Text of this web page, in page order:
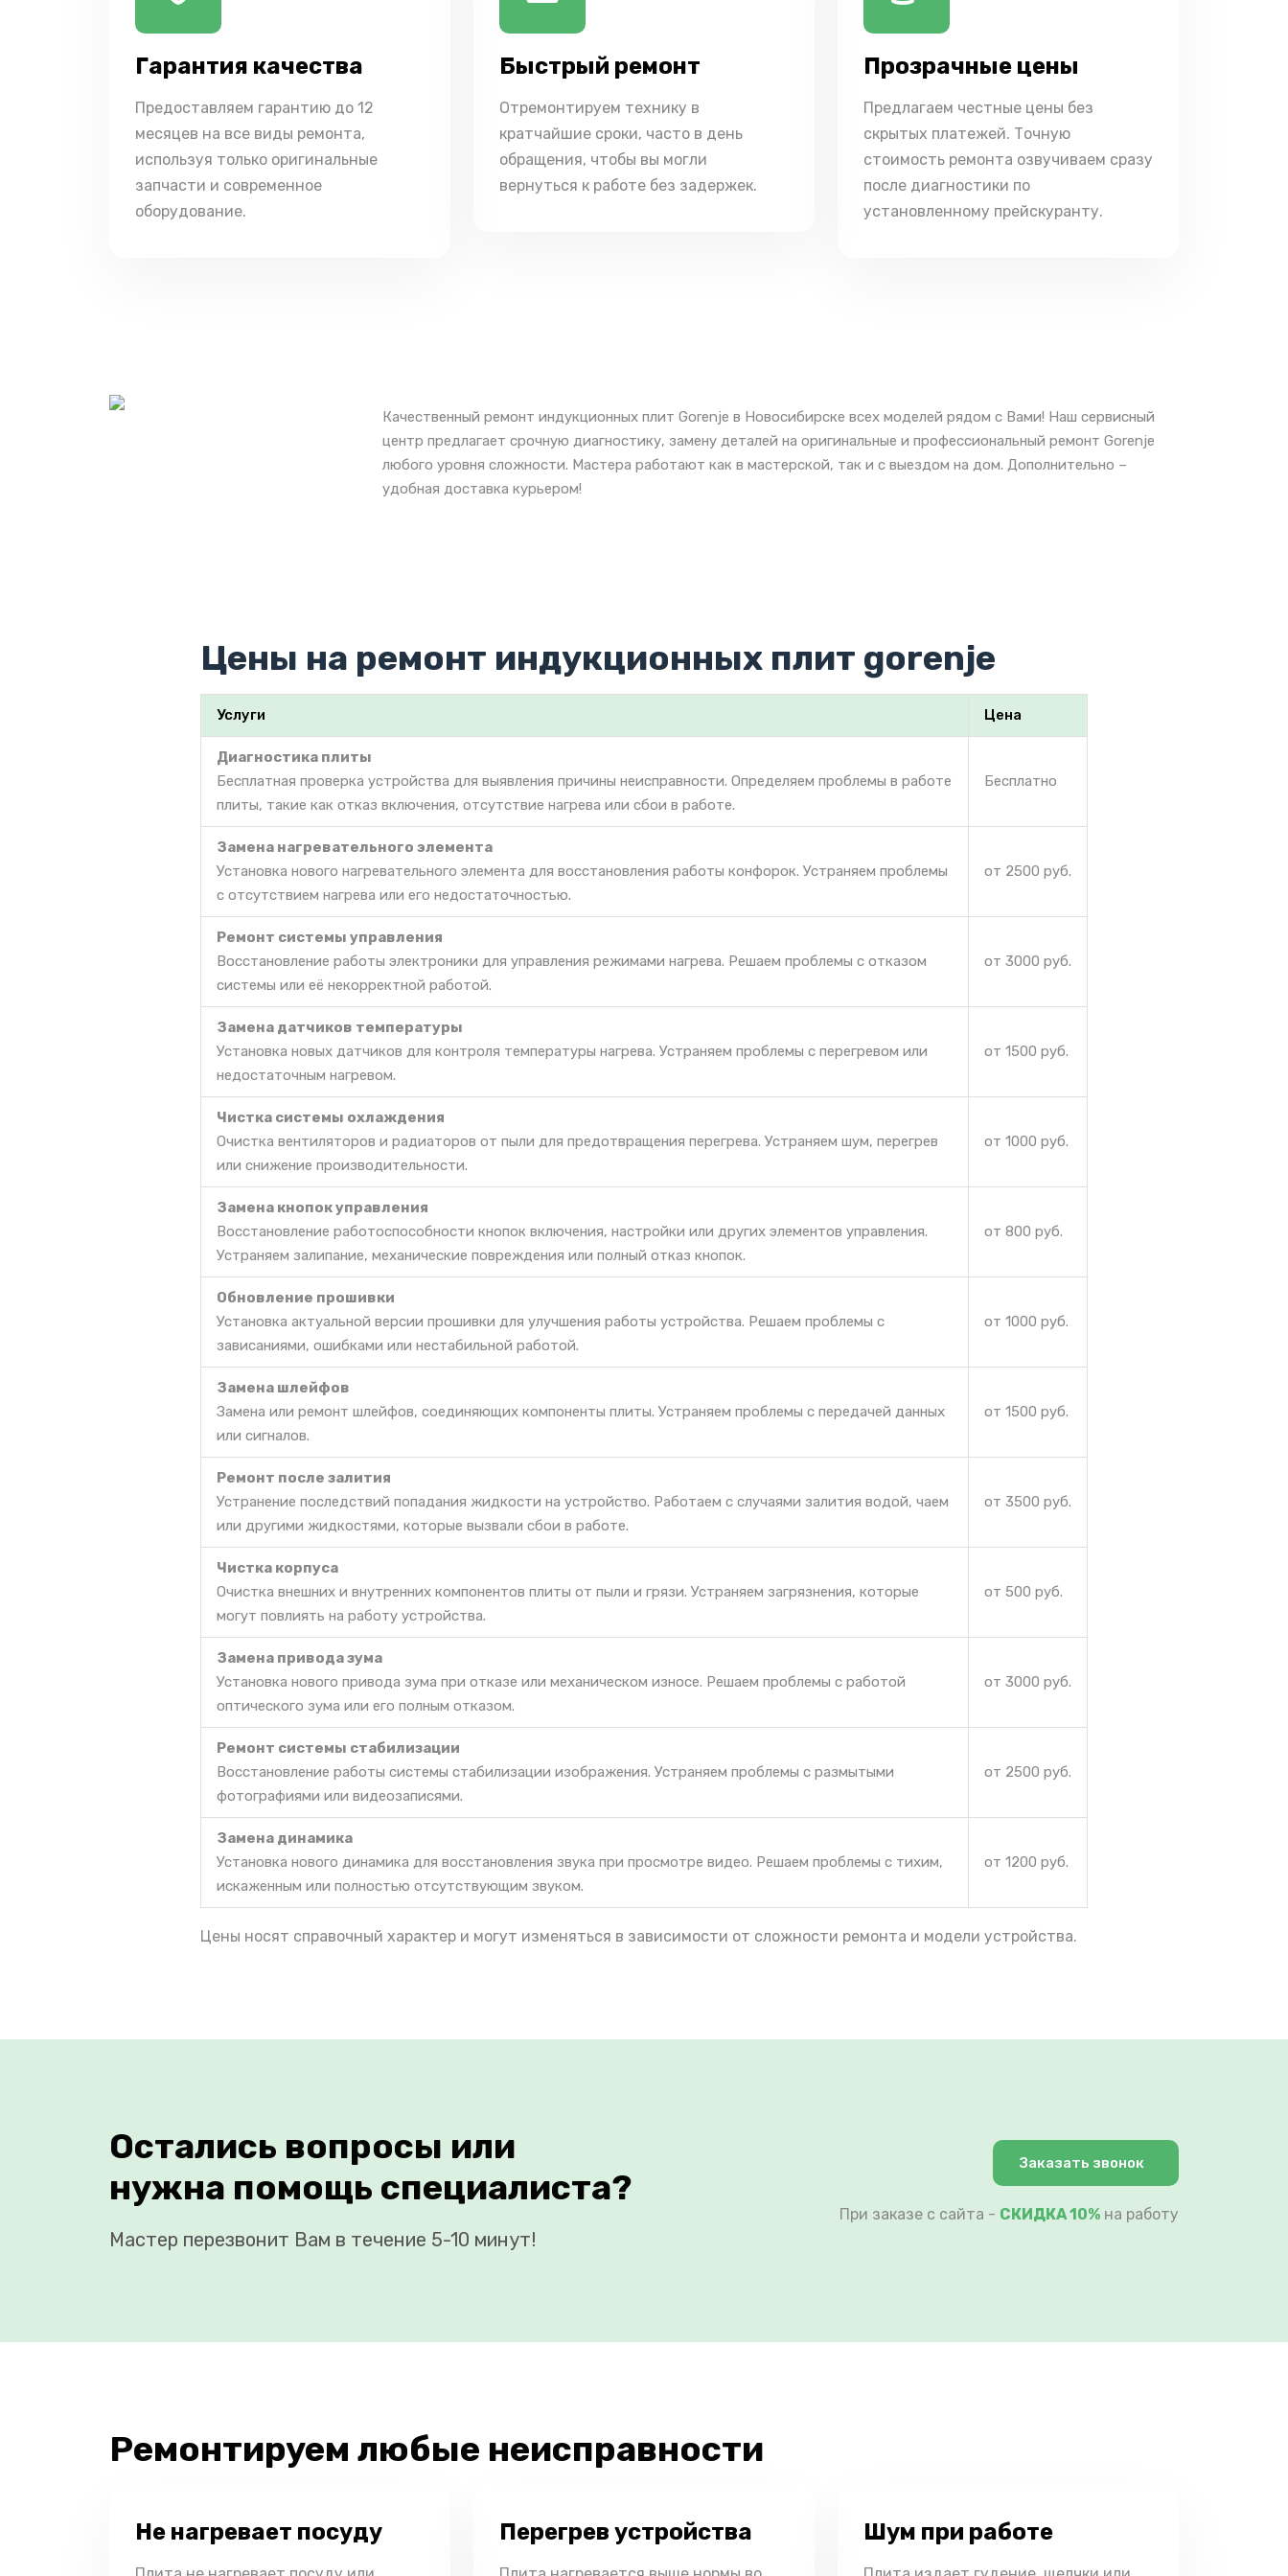
Гарантия качества
Предоставляем гарантию до 12
месяцев на все виды ремонта,
используя только оригинальные
запчасти и современное
оборудование.
Быстрый ремонт
Отремонтируем технику в
кратчайшие сроки, часто в день
обращения, чтобы вы могли
вернуться к работе без задержек.
Прозрачные цены
Предлагаем честные цены без
скрытых платежей. Точную
стоимость ремонта озвучиваем сразу
после диагностики по
установленному прейскуранту.
Качественный ремонт индукционных плит Gorenje в Новосибирске всех моделей рядом с Вами! Наш сервисный
центр предлагает срочную диагностику, замену деталей на оригинальные и профессиональный ремонт Gorenje
любого уровня сложности. Мастера работают как в мастерской, так и с выездом на дом. Дополнительно –
удобная доставка курьером!
Цены на ремонт индукционных плит gorenje
Услуги Цена
Диагностика плиты
Бесплатная проверка устройства для выявления причины неисправности. Определяем проблемы в работе
плиты, такие как отказ включения, отсутствие нагрева или сбои в работе.
Бесплатно
Замена нагревательного элемента
Установка нового нагревательного элемента для восстановления работы конфорок. Устраняем проблемы
с отсутствием нагрева или его недостаточностью.
от 2500 руб.
Ремонт системы управления
Восстановление работы электроники для управления режимами нагрева. Решаем проблемы с отказом
системы или её некорректной работой.
от 3000 руб.
Замена датчиков температуры
Установка новых датчиков для контроля температуры нагрева. Устраняем проблемы с перегревом или
недостаточным нагревом.
от 1500 руб.
Чистка системы охлаждения
Очистка вентиляторов и радиаторов от пыли для предотвращения перегрева. Устраняем шум, перегрев
или снижение производительности.
от 1000 руб.
Замена кнопок управления
Восстановление работоспособности кнопок включения, настройки или других элементов управления.
Устраняем залипание, механические повреждения или полный отказ кнопок.
от 800 руб.
Обновление прошивки
Установка актуальной версии прошивки для улучшения работы устройства. Решаем проблемы с
зависаниями, ошибками или нестабильной работой.
от 1000 руб.
Замена шлейфов
Замена или ремонт шлейфов, соединяющих компоненты плиты. Устраняем проблемы с передачей данных
или сигналов.
от 1500 руб.
Ремонт после залития
Устранение последствий попадания жидкости на устройство. Работаем с случаями залития водой, чаем
или другими жидкостями, которые вызвали сбои в работе.
от 3500 руб.
Чистка корпуса
Очистка внешних и внутренних компонентов плиты от пыли и грязи. Устраняем загрязнения, которые
могут повлиять на работу устройства.
от 500 руб.
Замена привода зума
Установка нового привода зума при отказе или механическом износе. Решаем проблемы с работой
оптического зума или его полным отказом.
от 3000 руб.
Ремонт системы стабилизации
Восстановление работы системы стабилизации изображения. Устраняем проблемы с размытыми
фотографиями или видеозаписями.
от 2500 руб.
Замена динамика
Установка нового динамика для восстановления звука при просмотре видео. Решаем проблемы с тихим,
искаженным или полностью отсутствующим звуком.
от 1200 руб.
Цены носят справочный характер и могут изменяться в зависимости от сложности ремонта и модели устройства.
Остались вопросы или
нужна помощь специалиста?
Мастер перезвонит Вам в течение 5-10 минут!
Заказать звонок
При заказе с сайта - СКИДКА 10% на работу
Ремонтируем любые неисправности
Не нагревает посуду Перегрев устройства Шум при работе